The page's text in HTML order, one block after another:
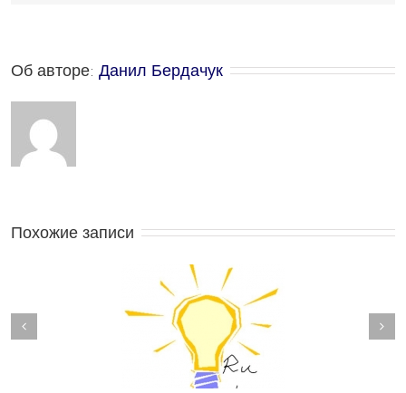
Об авторе: Данил Бердачук
Похожие записи
Не хватает сил и времени